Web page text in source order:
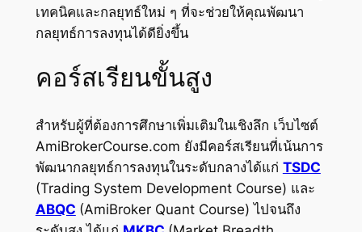
เทคนิคและกลยุทธ์ใหม่ ๆ ที่จะช่วยให้คุณพัฒนา
กลยุทธ์การลงทุนได้ดียิ่งขึ้น
คอร์สเรียนขั้นสูง
สำหรับผู้ที่ต้องการศึกษาเพิ่มเติมในเชิงลึก เว็บไซต์
AmiBrokerCourse.com ยังมีคอร์สเรียนที่เน้นการ
พัฒนากลยุทธ์การลงทุนในระดับกลางได้แก่ TSDC
(Trading System Development Course) และ
ABQC (AmiBroker Quant Course) ไปจนถึง